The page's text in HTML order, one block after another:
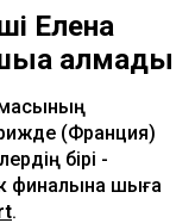
Елена
алмады
(Франция)
бірі -
финалына шыға
.